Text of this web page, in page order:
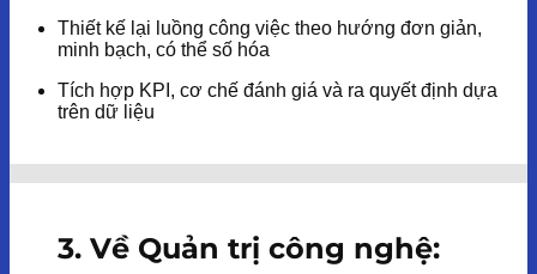
Thiết kế lại luồng công việc theo hướng đơn giản,
minh bạch, có thể số hóa
Tích hợp KPI, cơ chế đánh giá và ra quyết định dựa
trên dữ liệu
3. Về Quản trị công nghệ: